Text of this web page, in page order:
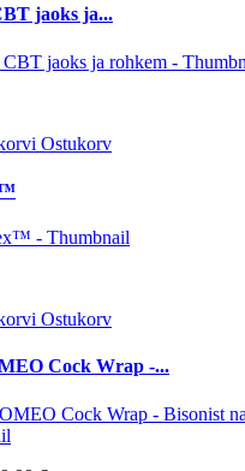
jaoks ja...
Ostukorv
Ostukorv
Cock Wrap -...